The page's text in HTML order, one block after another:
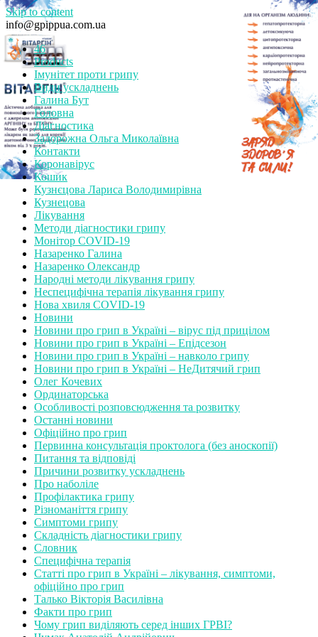
Skip to content
info@gpippua.com.ua
46
Products
Імунітет проти грипу
Види ускладнень
Галина Бут
Головна
Діагностика
Задорожна Ольга Миколаївна
Контакти
Коронавірус
Кошик
Кузнєцова Лариса Володимирівна
Кузнецова
Лікування
Методи діагностики грипу
Монітор СOVID-19
Назаренко Галина
Назаренко Олександр
Народні методи лікування грипу
Неспецифічна терапія лікування грипу
Нова хвиля COVID-19
Новини
Новини про грип в Україні – вірус під прицілом
Новини про грип в Україні – Епідсезон
Новини про грип в Україні – навколо грипу
Новини про грип в Україні – НеДитячий грип
Олег Кочевих
Ординаторська
Особливості розповсюдження та розвитку
Останні новини
Офіційно про грип
Первинна консультація проктолога (без аноскопії)
Питання та відповіді
Причини розвитку ускладнень
Про наболіле
Профілактика грипу
Різноманіття грипу
Симптоми грипу
Складність діагностики грипу
Словник
Специфічна терапія
Статті про грип в Україні – лікування, симптоми,
офіційно про грип
Талько Вікторія Василівна
Факти про грип
Чому грип виділяють серед інших ГРВІ?